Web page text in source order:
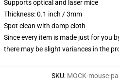
Supports optical and laser mice
Thickness: 0.1 inch / 3mm
Spot clean with damp cloth
Since every item is made just for you
there may be slight variances in the
SKU: MOCK-mouse-